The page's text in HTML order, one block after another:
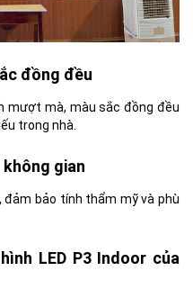
đồng đều
mượt mà, màu sắc đồng đều
trong nhà.
gian
bảo tính thẩm mỹ và phù
LED P3 Indoor của